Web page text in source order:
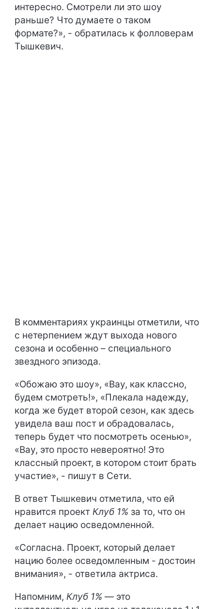
интересно. Смотрели ли это шоу
раньше? Что думаете о таком
формате?», - обратилась к фолловерам
Тышкевич.
В комментариях украинцы отметили, что
с нетерпением ждут выхода нового
сезона и особенно – специального
звездного эпизода.
«Обожаю это шоу», «Вау, как классно,
будем смотреть!», «Плекала надежду,
когда же будет второй сезон, как здесь
увидела ваш пост и обрадовалась,
теперь будет что посмотреть осенью»,
«Вау, это просто невероятно! Это
классный проект, в котором стоит брать
участие», - пишут в Сети.
В ответ Тышкевич отметила, что ей
нравится проект Клуб 1% за то, что он
делает нацию осведомленной.
«Согласна. Проект, который делает
нацию более осведомленным - достоин
внимания», - ответила актриса.
Напомним, Клуб 1% — это